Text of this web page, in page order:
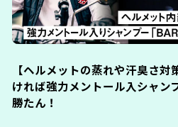
【ヘルメットの蒸れや汗臭さ
ければ強力メントール入シャン
勝たん！